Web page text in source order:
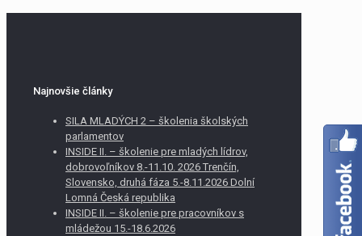
Najnovšie články
SILA MLADÝCH 2 – školenia školských
parlamentov
INSIDE II. – školenie pre mladých lídrov,
dobrovoľníkov 8.-11.10. 2026 Trenčín,
Slovensko, druhá fáza 5.-8.11.2026 Dolní
Lomná Česká republika
INSIDE II. – školenie pre pracovníkov s
mládežou 15.-18.6.2026